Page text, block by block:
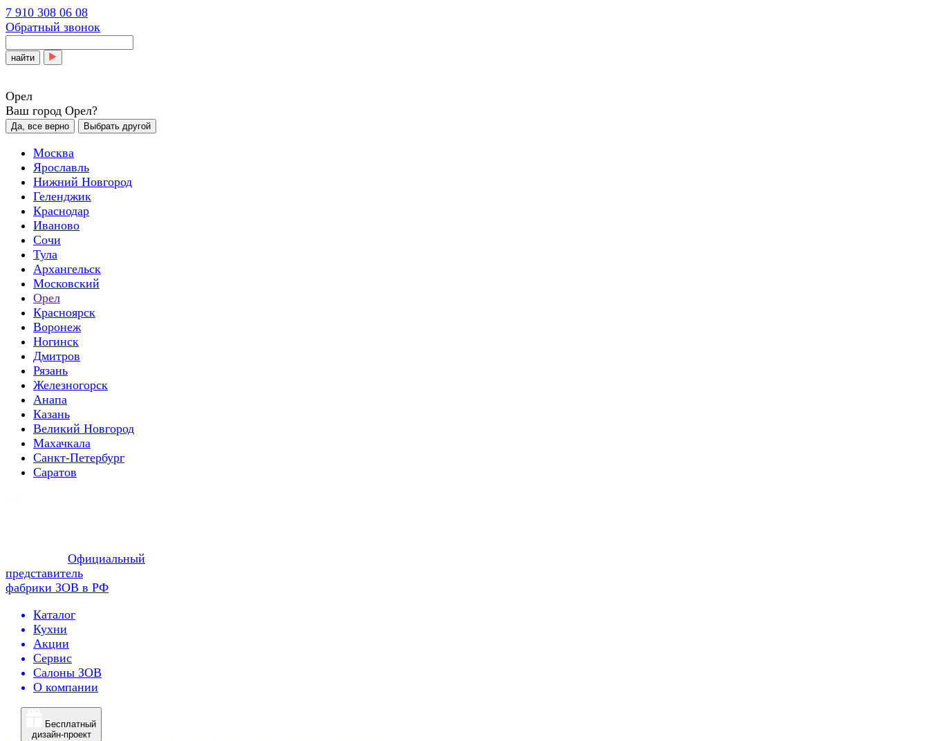
7 910 308 06 08
Обратный звонок
найти
Орел
Ваш город Орел?
Да, все верно Выбрать другой
Москва
Ярославль
Нижний Новгород
Геленджик
Краснодар
Иваново
Сочи
Тула
Архангельск
Московский
Орел
Красноярск
Воронеж
Ногинск
Дмитров
Рязань
Железногорск
Анапа
Казань
Великий Новгород
Махачкала
Санкт-Петербург
Саратов
Официальный
представитель
фабрики ЗОВ в РФ
Каталог
Кухни
Акции
Сервис
Салоны ЗОВ
О компании
Бесплатный
дизайн-проект